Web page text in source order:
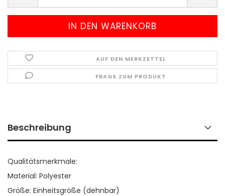
AUF DEN MERKZETTEL
FRAGE ZUM PRODUKT
Beschreibung
Qualitätsmerkmale:
Material: Polyester
Größe: Einheitsgröße (dehnbar)